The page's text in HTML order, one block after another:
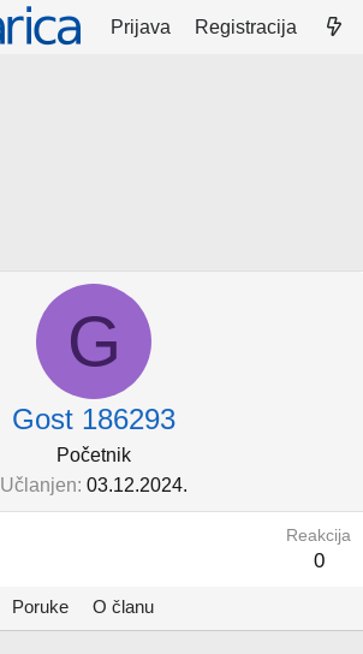
Prijava Registracija
G
Gost 186293
Početnik
Učlanjen 03.12.2024.
Reakcija
0
Poruke O članu